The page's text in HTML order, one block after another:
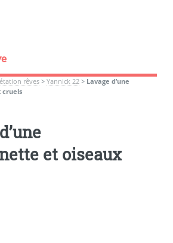
rêves> Yannick 22> Lavage d’une
cruels
et oiseaux